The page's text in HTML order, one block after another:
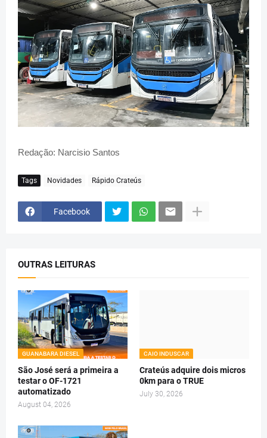
Redação: Narcisio Santos
Tags Novidades Rápido Crateús
Facebook
OUTRAS LEITURAS
GUANABARA DIESEL
São José será a primeira a
testar o OF-1721
automatizado
August 04, 2026
CAIO INDUSCAR
Crateús adquire dois micros
0km para o TRUE
July 30, 2026